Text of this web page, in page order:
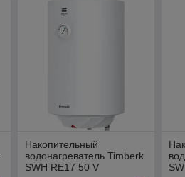
Накопительный
водонагреватель Timberk
SWH RE17 50 V